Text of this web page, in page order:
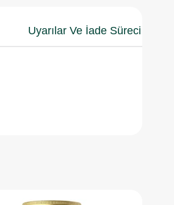
Uyarılar Ve İade Süreci